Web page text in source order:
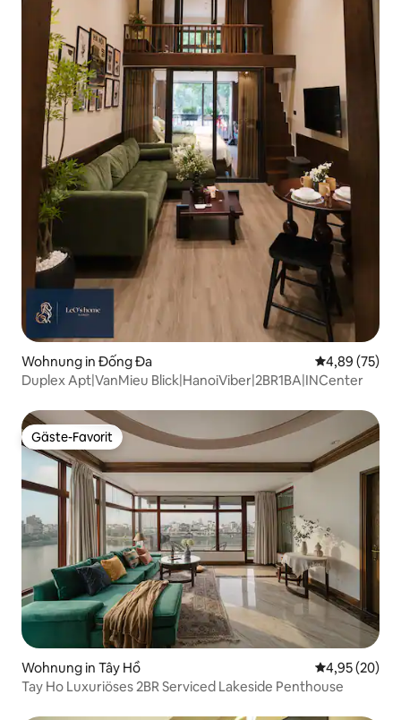
Wohnung in Đống Đa
4,89 (75)
Duplex Apt|VanMieu Blick|HanoiViber|2BR1BA|INCenter
Gäste-Favorit
Gäste-Favorit
Wohnung in Tây Hồ
4,95 (20)
Tay Ho Luxuriöses 2BR Serviced Lakeside Penthouse